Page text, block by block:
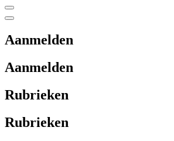
Aanmelden
Aanmelden
Rubrieken
Rubrieken